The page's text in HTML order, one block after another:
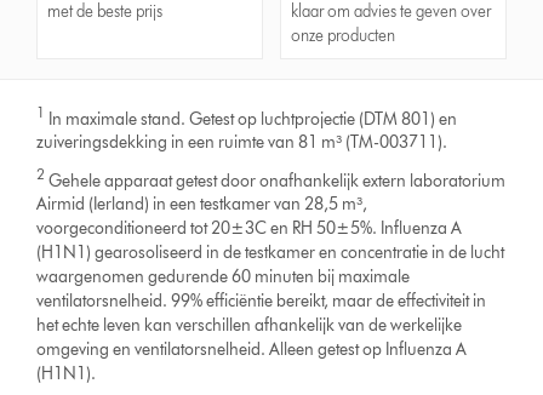
met de beste prijs
klaar om advies te geven over
onze producten
1
In maximale stand. Getest op luchtprojectie (DTM 801) en
zuiveringsdekking in een ruimte van 81 m³ (TM-003711).
2 Gehele apparaat getest door onafhankelijk extern laboratorium
Airmid (Ierland) in een testkamer van 28,5 m³,
voorgeconditioneerd tot 20±3C en RH 50±5%. Influenza A
(H1N1) gearosoliseerd in de testkamer en concentratie in de lucht
waargenomen gedurende 60 minuten bij maximale
ventilatorsnelheid. 99% efficiëntie bereikt, maar de effectiviteit in
het echte leven kan verschillen afhankelijk van de werkelijke
omgeving en ventilatorsnelheid. Alleen getest op Influenza A
(H1N1).